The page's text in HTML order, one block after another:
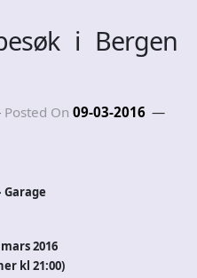
i Bergen
Posted On 09-03-2016
Garage
2016
kl 21:00)